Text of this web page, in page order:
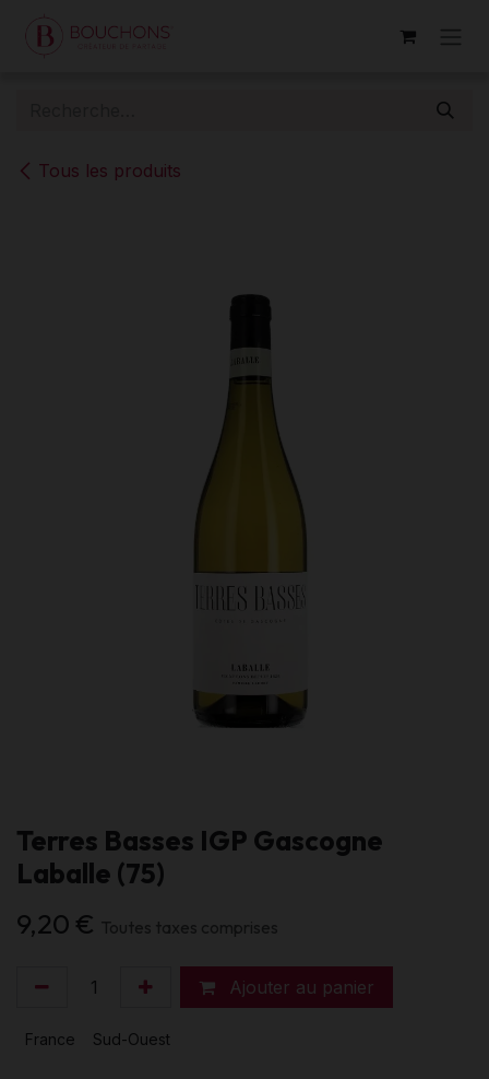
Se rendre au contenu
Tous les produits
Terres Basses IGP Gascogne
Laballe (75)
9,20 € Toutes taxes comprises
Ajouter au panier
France Sud-Ouest